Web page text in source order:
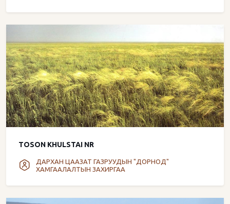
TOSON KHULSTAI NR
ДАРХАН ЦААЗАТ ГАЗРУУДЫН "ДОРНОД"
ХАМГААЛАЛТЫН ЗАХИРГАА